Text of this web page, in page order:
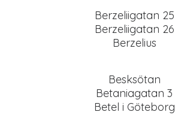
Berzeliigatan 25
Berzeliigatan 26
Berzelius
Besksötan
Betaniagatan 3
Betel i Göteborg